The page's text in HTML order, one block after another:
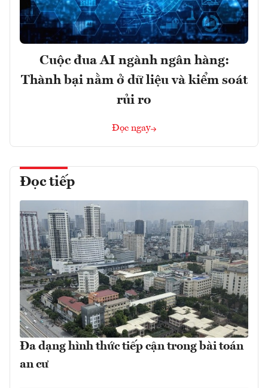
Cuộc đua AI ngành ngân hàng:
Thành bại nằm ở dữ liệu và kiểm soát
rủi ro
Đọc ngay
Đọc tiếp
Đa dạng hình thức tiếp cận trong bài toán
an cư